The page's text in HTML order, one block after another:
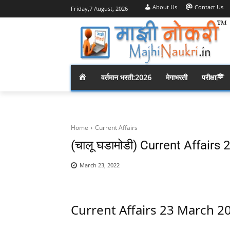
Friday,7 August, 2026 About Us Contact Us
M
E
वर्तमान भरती:2026 मेगाभरती परीक्षा
Home Current Affairs
(चालू घडामोडी) Current Affairs
March 23, 2022
Current Affairs 23 March